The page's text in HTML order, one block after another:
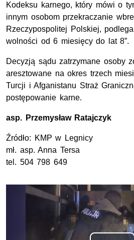
Kodeksu karnego, który mówi o
innym osobom przekraczanie
Rzeczypospolitej Polskiej,
wolności od 6 miesięcy do lat 8”.
Decyzją sądu zatrzymane osoby
aresztowane na okres trzech
Turcji i Afganistanu Straż
postępowanie karne.
asp. Przemysław Ratajczyk
Źródło: KMP w Legnicy
mł. asp. Anna Tersa
tel. 504 798 649